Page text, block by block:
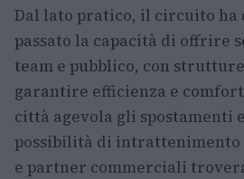
Dal lato pratico, il circuito ha
passato la capacità di offrire
team e pubblico, con
garantire efficienza e
città agevola gli spostamenti
possibilità di intrattenimento
e partner commerciali